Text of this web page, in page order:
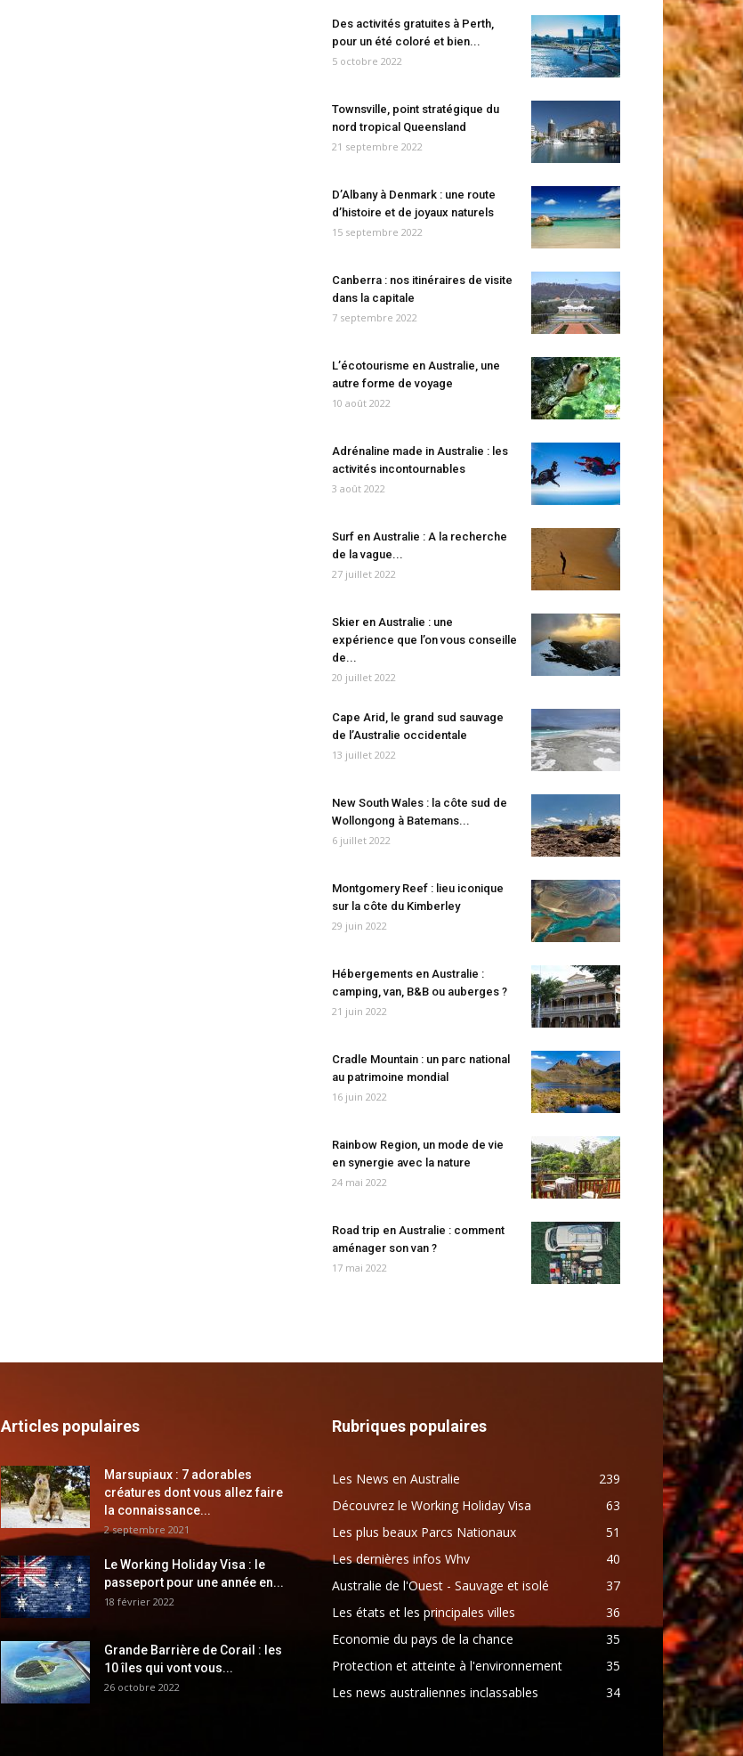
Des activités gratuites à Perth,
pour un été coloré et bien...
5 octobre 2022
Townsville, point stratégique du
nord tropical Queensland
21 septembre 2022
D’Albany à Denmark : une route
d’histoire et de joyaux naturels
15 septembre 2022
Canberra : nos itinéraires de visite
dans la capitale
7 septembre 2022
L’écotourisme en Australie, une
autre forme de voyage
10 août 2022
Adrénaline made in Australie : les
activités incontournables
3 août 2022
Surf en Australie : A la recherche
de la vague...
27 juillet 2022
Skier en Australie : une
expérience que l’on vous conseille
de...
20 juillet 2022
Cape Arid, le grand sud sauvage
de l’Australie occidentale
13 juillet 2022
New South Wales : la côte sud de
Wollongong à Batemans...
6 juillet 2022
Montgomery Reef : lieu iconique
sur la côte du Kimberley
29 juin 2022
Hébergements en Australie :
camping, van, B&B ou auberges ?
21 juin 2022
Cradle Mountain : un parc national
au patrimoine mondial
16 juin 2022
Rainbow Region, un mode de vie
en synergie avec la nature
24 mai 2022
Road trip en Australie : comment
aménager son van ?
17 mai 2022
Articles populaires
Marsupiaux : 7 adorables
créatures dont vous allez faire
la connaissance...
2 septembre 2021
Le Working Holiday Visa : le
passeport pour une année en...
18 février 2022
Grande Barrière de Corail : les
10 îles qui vont vous...
26 octobre 2022
Rubriques populaires
Les News en Australie
239
Découvrez le Working Holiday Visa
63
Les plus beaux Parcs Nationaux
51
Les dernières infos Whv
40
Australie de l'Ouest - Sauvage et isolé
37
Les états et les principales villes
36
Economie du pays de la chance
35
Protection et atteinte à l'environnement
35
Les news australiennes inclassables
34